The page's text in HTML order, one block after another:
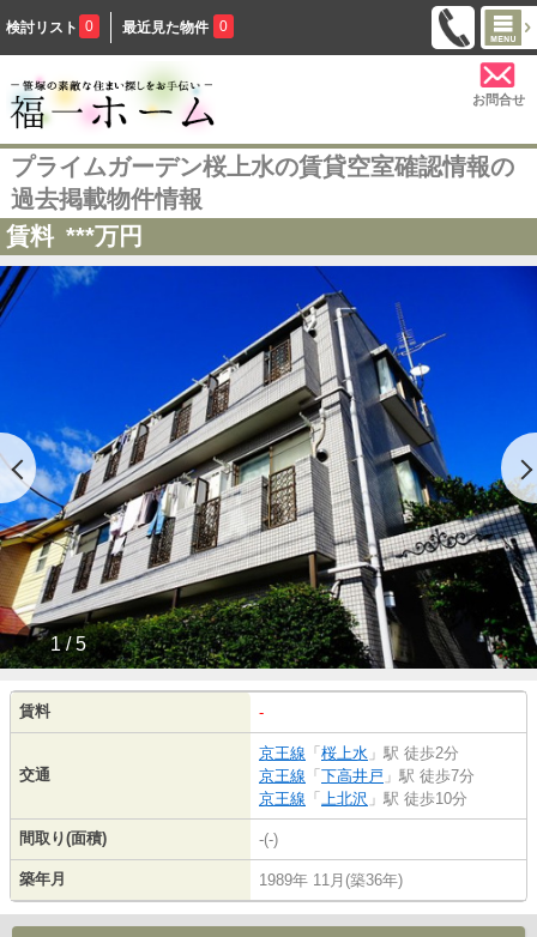
検討リスト 0 最近見た物件 0
お問合せ
プライムガーデン桜上水の賃貸空室確認情報の
過去掲載物件情報
賃料 ***万円
1 / 5
賃料 -
交通
京王線 「 桜上水 」駅 徒歩2分
京王線 「 下高井戸 」駅 徒歩7分
京王線 「 上北沢 」駅 徒歩10分
間取り(面積) -(-)
築年月 1989年 11月(築36年)